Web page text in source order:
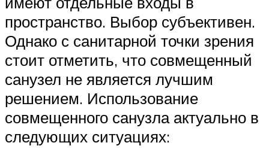
пространство. Выбор субъективен.
Однако с санитарной точки зрения
стоит отметить, что совмещенный
санузел не является лучшим
решением. Использование
совмещенного санузла актуально в
следующих ситуациях: